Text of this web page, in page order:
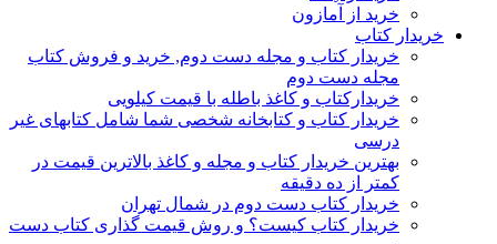
خرید از آمازون
خریدار کتاب
خریدار کتاب و مجله دست دوم, خرید و فروش کتاب
مجله دست دوم
خریدارکتاب و کاغذ باطله با قیمت کیلویی
خریدار کتاب و کتابخانه شخصی شما شامل کتابهای غیر
درسی
بهترین خریدار کتاب و مجله و کاغذ بالاترین قیمت در
کمتر از ده دقیقه
خریدار کتاب دست دوم در شمال تهران
خریدار کتاب کیست؟ و روش قیمت گذاری کتاب دست